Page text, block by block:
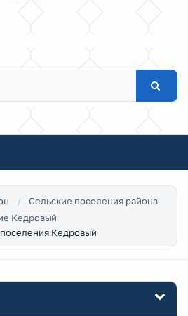
Сельские поселения района
Кедровый
Кедровый